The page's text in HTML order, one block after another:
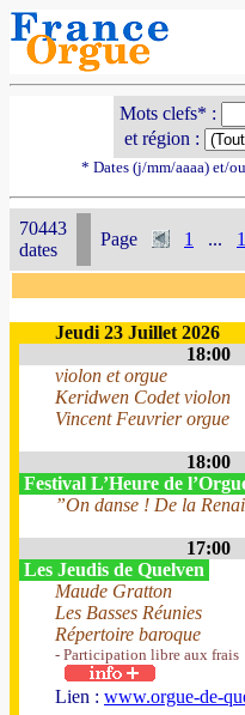
Mots clefs* :
et région :
* Dates (j/mm/aaaa) et/
70443
dates
Page 1 ...
Jeudi 23 Juillet 2026
18:00
violon et orgue
Keridwen Codet violon
Vincent Feuvrier orgue
18:00
Festival L’Heure de
”On danse ! De la
17:00
Les Jeudis de Quelven
Maude Gratton
Les Basses Réunies
Répertoire baroque
- Participation libre aux frais
Lien : www.orgue-de-